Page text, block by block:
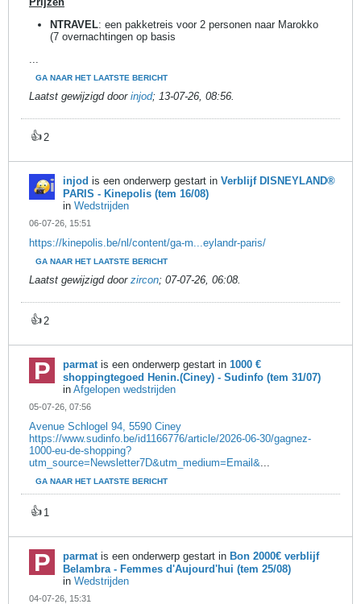
NTRAVEL: een pakketreis voor 2 personen naar Marokko
(7 overnachtingen op basis
...
GA NAAR HET LAATSTE BERICHT
Laatst gewijzigd door injod; 13-07-26, 08:56.
👍 2
injod is een onderwerp gestart in Verblijf DISNEYLAND®
PARIS - Kinepolis (tem 16/08)
in Wedstrijden
06-07-26, 15:51
https://kinepolis.be/nl/content/ga-m...eylandr-paris/
GA NAAR HET LAATSTE BERICHT
Laatst gewijzigd door zircon; 07-07-26, 06:08.
👍 2
parmatis een onderwerp gestart in 1000 €
shoppingtegoed Henin.(Ciney) - Sudinfo (tem 31/07)
in Afgelopen wedstrijden
05-07-26, 07:56
Avenue Schlogel 94, 5590 Ciney
https://www.sudinfo.be/id1166776/article/2026-06-30/gagnez-
1000-eu-de-shopping?
utm_source=Newsletter7D&utm_medium=Email&...
GA NAAR HET LAATSTE BERICHT
👍 1
parmatis een onderwerp gestart in Bon 2000€ verblijf
Belambra - Femmes d'Aujourd'hui (tem 25/08)
in Wedstrijden
04-07-26, 15:31